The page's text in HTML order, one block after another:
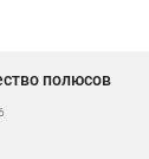
полюсов